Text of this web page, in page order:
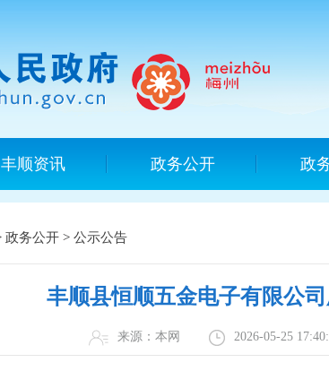
丰顺资讯 政务公开 政
政务公开 > 公示公告
丰顺县恒顺五金电子有限公
来源：本网 2026-05-25